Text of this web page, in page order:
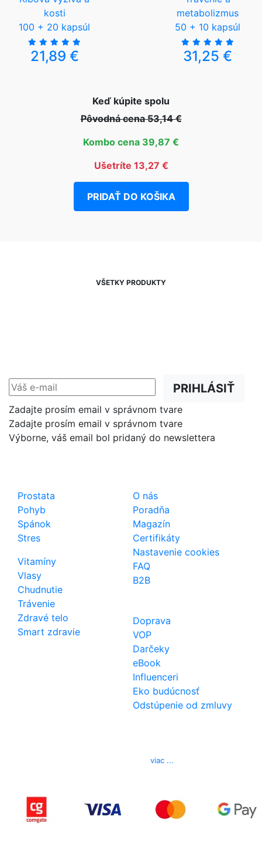
kosti
100 + 20 kapsúl
21,89 €
metabolizmus
50 + 10 kapsúl
31,25 €
Keď kúpite spolu
Pôvodná cena 53,14 €
Kombo cena 39,87 €
Ušetríte 13,27 €
PRIDAŤ DO KOŠIKA
VŠETKY PRODUKTY
PRIHLÁSIŤ
Zadajte prosím email v správnom tvare
Zadajte prosím email v správnom tvare
Výborne, váš email bol pridaný do newslettera
Prostata
Pohyb
Spánok
Stres
Vitamíny
Vlasy
Chudnutie
Trávenie
Zdravé telo
Smart zdravie
O nás
Poradňa
Magazín
Certifikáty
Nastavenie cookies
FAQ
B2B
Doprava
VOP
Darčeky
eBook
Influenceri
Eko budúcnosť
Odstúpenie od zmluvy
viac ...